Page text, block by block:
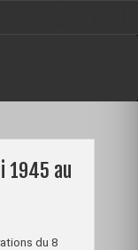
1945 au
du 8